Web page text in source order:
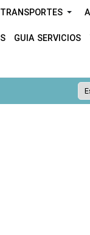
TRANSPORTES
GUIA SERVICIOS